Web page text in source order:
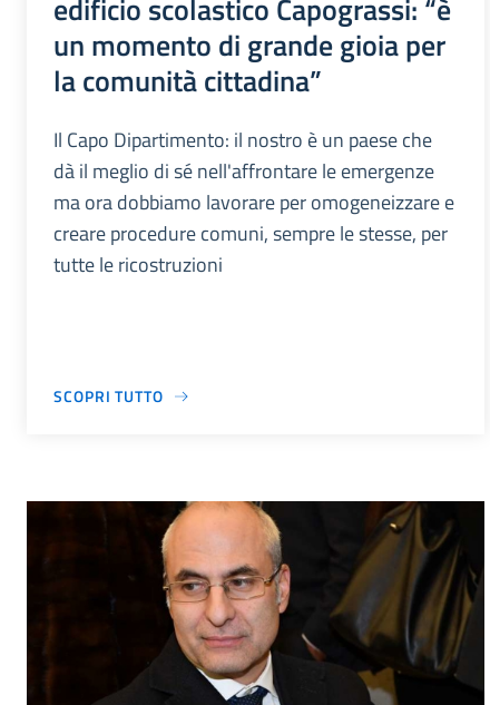
edificio scolastico Capograssi: “è
un momento di grande gioia per
la comunità cittadina”
Il Capo Dipartimento: il nostro è un paese che
dà il meglio di sé nell'affrontare le emergenze
ma ora dobbiamo lavorare per omogeneizzare e
creare procedure comuni, sempre le stesse, per
tutte le ricostruzioni
SCOPRI TUTTO